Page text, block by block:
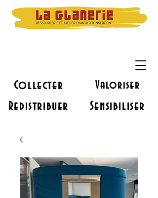
Collecter Valoriser
Redistribuer Sensibiliser